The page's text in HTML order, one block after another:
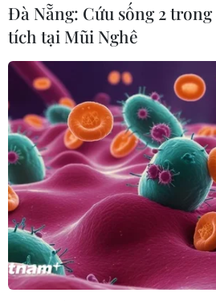
Tái hiện nhiều lễ hội độc
chào năm mới 2021
30/12/2020 04:42
Đà Nẵng: Cứu sống 2
tích tại Mũi Nghê